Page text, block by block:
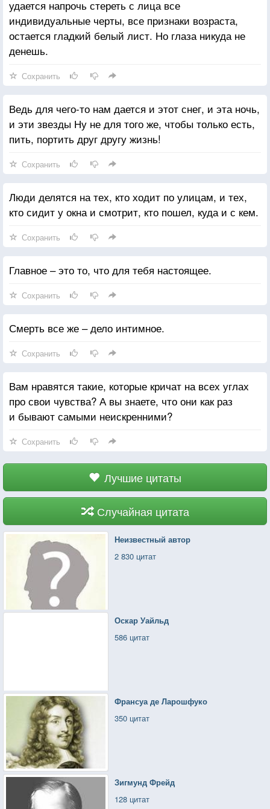
удается напрочь стереть с лица все
индивидуальные черты, все признаки возраста,
остается гладкий белый лист. Но глаза никуда не
денешь.
Сохранить
Ведь для чего-то нам дается и этот снег, и эта ночь,
и эти звезды Ну не для того же, чтобы только есть,
пить, портить друг другу жизнь!
Сохранить
Люди делятся на тех, кто ходит по улицам, и тех,
кто сидит у окна и смотрит, кто пошел, куда и с кем.
Сохранить
Главное – это то, что для тебя настоящее.
Сохранить
Смерть все же – дело интимное.
Сохранить
Вам нравятся такие, которые кричат на всех углах
про свои чувства? А вы знаете, что они как раз
и бывают самыми неискренними?
Сохранить
Лучшие цитаты
Случайная цитата
Неизвестный автор
2 830 цитат
Оскар Уайльд
586 цитат
Франсуа де Ларошфуко
350 цитат
Зигмунд Фрейд
128 цитат